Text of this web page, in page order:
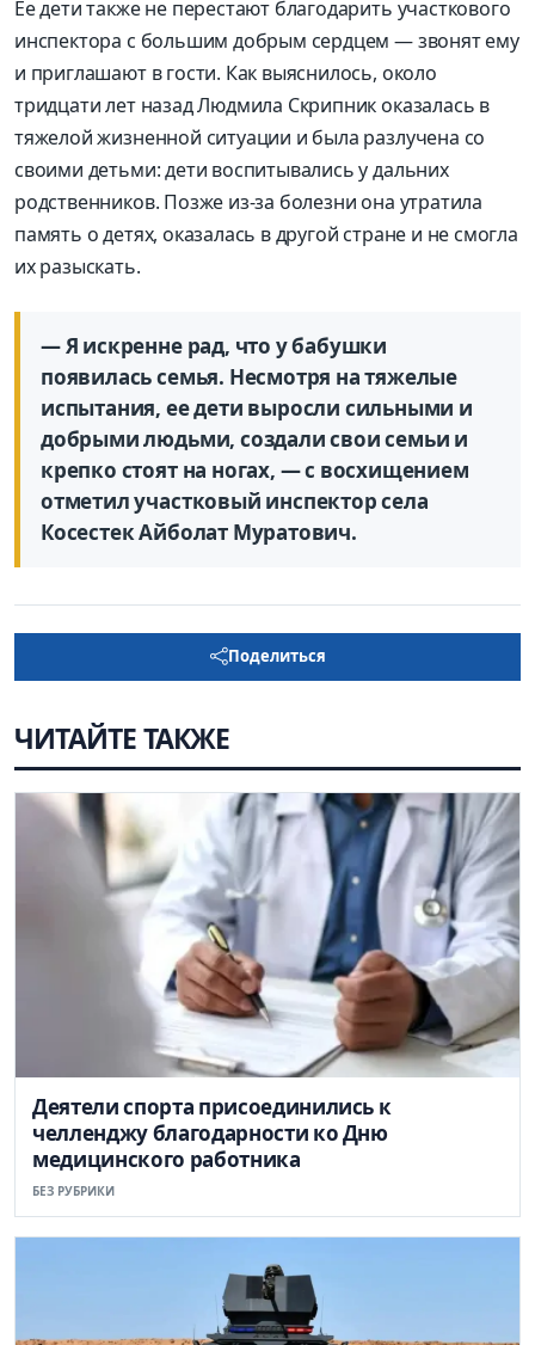
Ее дети также не перестают благодарить участкового
инспектора с большим добрым сердцем — звонят ему
и приглашают в гости. Как выяснилось, около
тридцати лет назад Людмила Скрипник оказалась в
тяжелой жизненной ситуации и была разлучена со
своими детьми: дети воспитывались у дальних
родственников. Позже из-за болезни она утратила
память о детях, оказалась в другой стране и не смогла
их разыскать.
— Я искренне рад, что у бабушки
появилась семья. Несмотря на тяжелые
испытания, ее дети выросли сильными и
добрыми людьми, создали свои семьи и
крепко стоят на ногах, — с восхищением
отметил участковый инспектор села
Косестек Айболат Муратович.
Поделиться
ЧИТАЙТЕ ТАКЖЕ
Деятели спорта присоединились к
челленджу благодарности ко Дню
медицинского работника
БЕЗ РУБРИКИ